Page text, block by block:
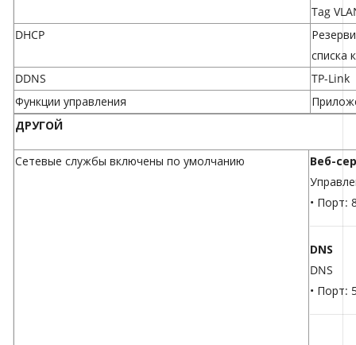
Tag
DHCP
списка
DDNS
TP-Link
Функции управления
ДРУГОЙ
Сетевые службы включены по умолчанию
Веб-
• Порт:
DNS
DNS
• Порт: